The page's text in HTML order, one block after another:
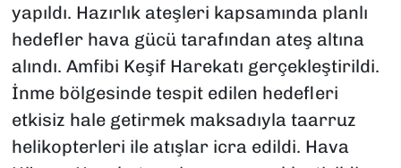
yapıldı. Hazırlık ateşleri kapsamında planlı
hedefler hava gücü tarafından ateş altına
alındı. Amfibi Keşif Harekatı gerçekleştirildi.
İnme bölgesinde tespit edilen hedefleri
etkisiz hale getirmek maksadıyla taarruz
helikopterleri ile atışlar icra edildi. Hava